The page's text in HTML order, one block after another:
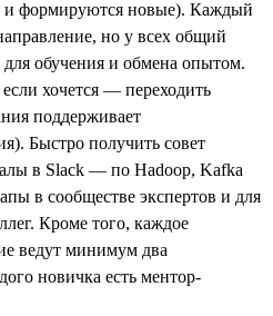
и формируются новые). Каждый
но у всех общий
обучения и обмена опытом.
хочется — переходить
поддерживает
Быстро получить совет
в Slack — по Hadoop, Kafka
в сообществе экспертов и для
Кроме того, каждое
ведут минимум два
новичка есть ментор-